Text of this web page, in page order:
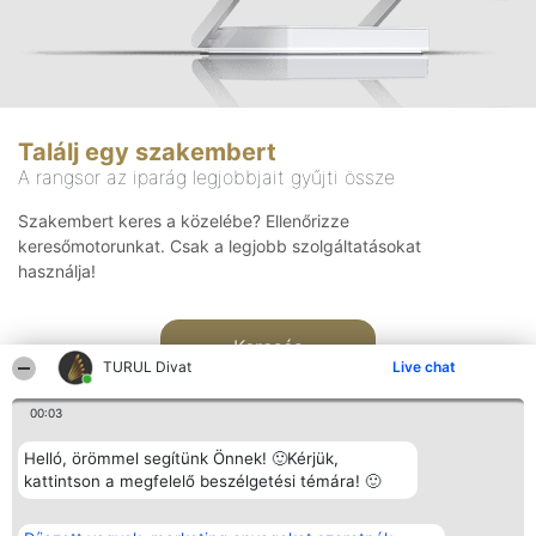
TURUL Divat Live chat
00:03
Helló, örömmel segítünk Önnek! 🙂Kérjük,
kattintson a megfelelő beszélgetési témára! 🙂
Találj egy szakembert
A rangsor az iparág legjobbjait gyűjti össze
Szakembert keres a közelébe? Ellenőrizze
keresőmotorunkat. Csak a legjobb szolgáltatásokat
használja!
Keresés
Rangsorszervező Népszavazás Elérhetőség